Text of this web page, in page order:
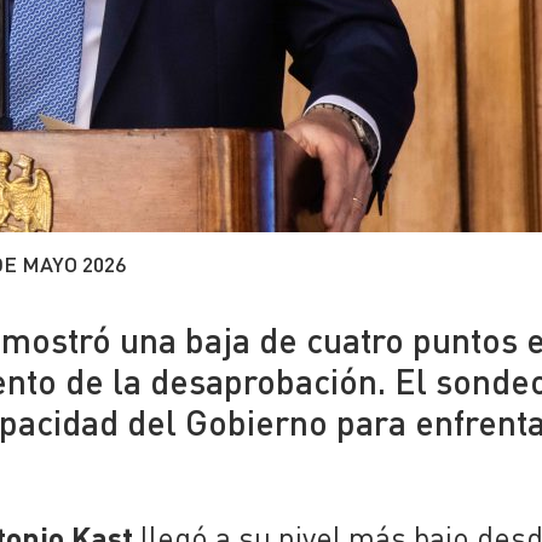
MAYO 2026
una baja de cuatro puntos
de la desaprobación. El
del Gobierno para